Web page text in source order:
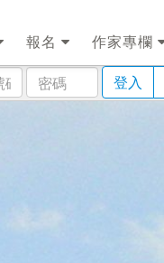
報名
作家專欄
密
碼
登入